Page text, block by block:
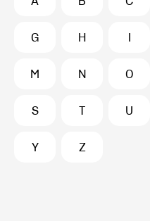
G H I
M N O
S T U
Y Z